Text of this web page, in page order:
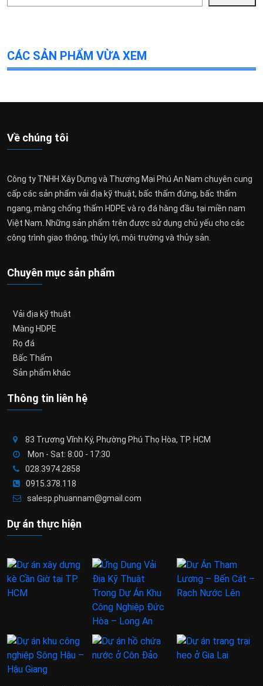
CÁC SẢN PHẨM VỪA XEM
Về chúng tôi
Công ty TNHH Xây Dựng và Thương Mại Phú An Nam chuyên cung
cấp các sản phẩm vải địa kỹ thuật, bấc thấm đứng, bấc thấm
ngang, màng chống thấm HDPE và rọ đá hàng đầu tại miền nam
Việt Nam. Những sản phẩm trên được sử dụng chủ yếu cho các
công trình giao thông, thủy lợi, môi trường và thủy sản.
Chuyên mục sản phẩm
Vải địa kỹ thuật
Màng HDPE
Rọ đá
Bấc Thấm
Sản phẩm khác
Thông tin liên hệ
83 Trương Vĩnh Ký, Phường Phú Thọ Hòa, TP. HCM
Mon - Sat: 8:00 - 17:30
028.3974.2858
0915.378.118
salesp.phuannam@gmail.com
Dự án thực hiện